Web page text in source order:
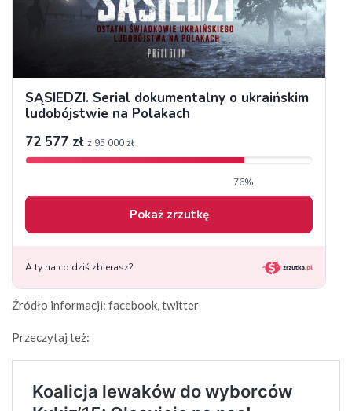
Źródło informacji: facebook, twitter
Przeczytaj też: